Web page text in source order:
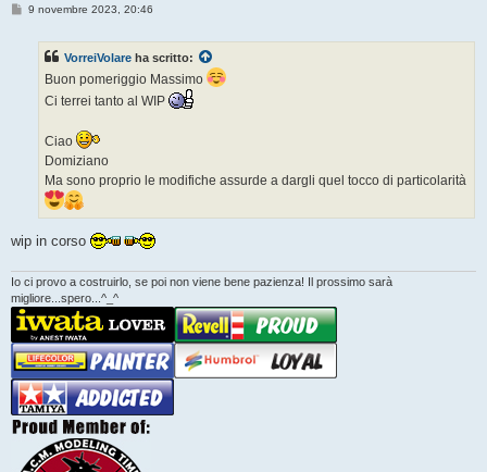
M9 novembre 2023, 20:46
VorreiVolare ha scritto:
Buon pomeriggio Massimo
Ci terrei tanto al WIP
Ciao
Domiziano
Ma sono proprio le modifiche assurde a dargli quel tocco di particolarità
wip in corso
Io ci provo a costruirlo, se poi non viene bene pazienza! Il prossimo sarà
migliore...spero...^_^